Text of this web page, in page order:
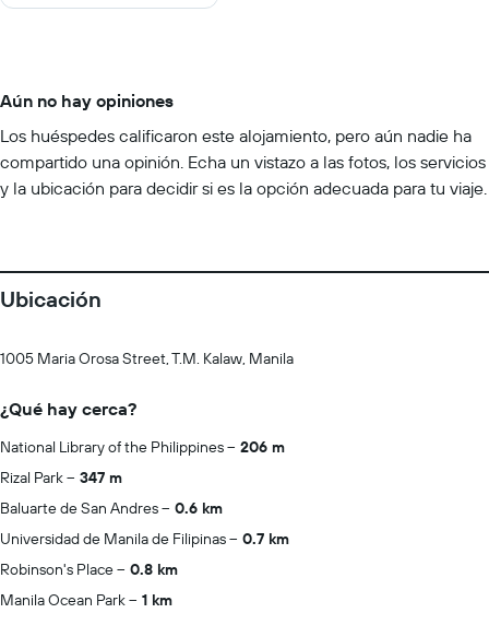
Aún no hay opiniones
Los huéspedes calificaron este alojamiento, pero aún nadie ha
compartido una opinión. Echa un vistazo a las fotos, los servicios
y la ubicación para decidir si es la opción adecuada para tu viaje.
Ubicación
1005 Maria Orosa Street, T.M. Kalaw, Manila
¿Qué hay cerca?
National Library of the Philippines
206 m
Rizal Park
347 m
Baluarte de San Andres
0.6 km
Universidad de Manila de Filipinas
0.7 km
Robinson's Place
0.8 km
Manila Ocean Park
1 km